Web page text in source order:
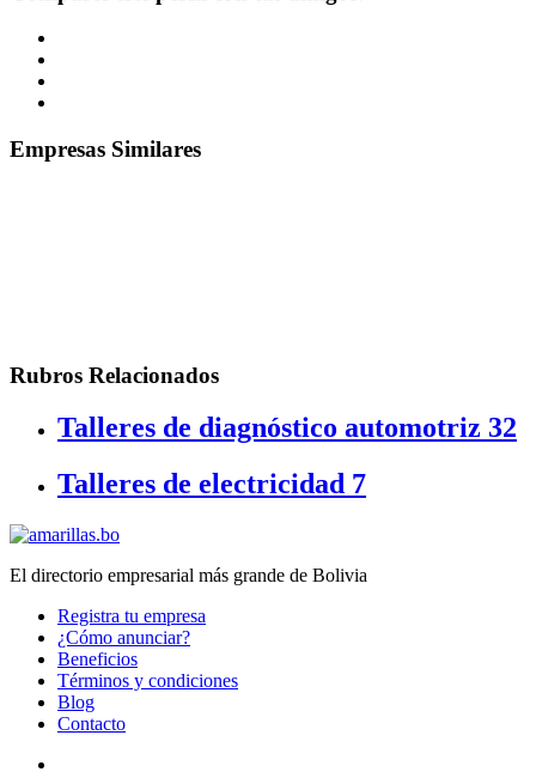
Empresas Similares
Rubros Relacionados
Talleres de diagnóstico automotriz 32
Talleres de electricidad 7
El directorio empresarial más grande de Bolivia
Registra tu empresa
¿Cómo anunciar?
Beneficios
Términos y condiciones
Blog
Contacto